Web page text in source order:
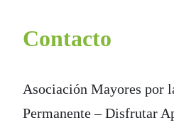
Contacto
Asociación Mayores por
Permanente – Disfrutar